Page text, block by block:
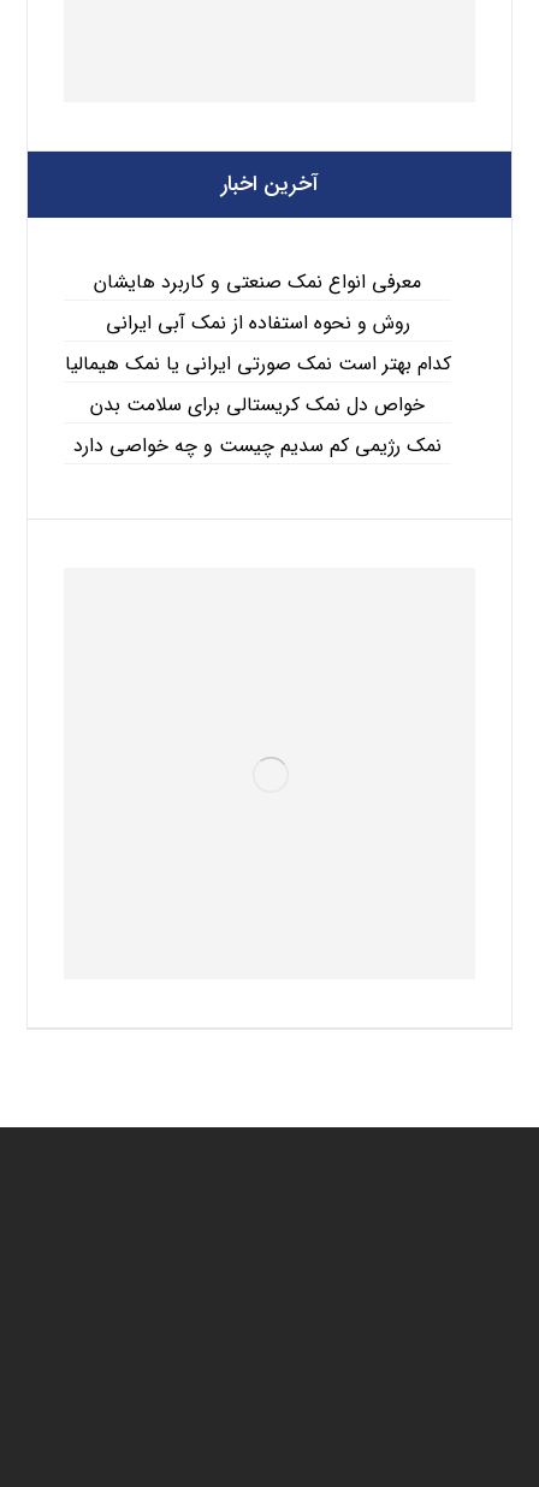
آخرین اخبار
معرفی انواع نمک صنعتی و کاربرد هایشان
روش و نحوه استفاده از نمک آبی ایرانی
کدام بهتر است نمک صورتی ایرانی یا نمک هیمالیا
خواص دل نمک کریستالی برای سلامت بدن
نمک رژیمی کم سدیم چیست و چه خواصی دارد